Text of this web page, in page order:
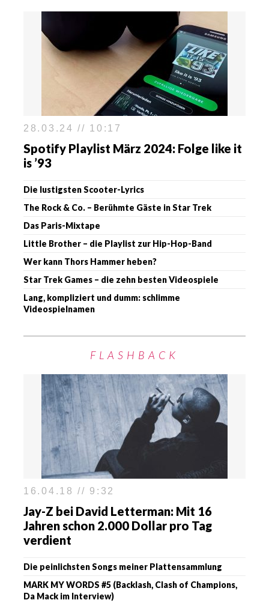
28.03.24 // 10:17
Spotify Playlist März 2024: Folge like it
is ’93
Die lustigsten Scooter-Lyrics
The Rock & Co. – Berühmte Gäste in Star Trek
Das Paris-Mixtape
Little Brother – die Playlist zur Hip-Hop-Band
Wer kann Thors Hammer heben?
Star Trek Games – die zehn besten Videospiele
Lang, kompliziert und dumm: schlimme
Videospielnamen
FLASHBACK
16.04.18 // 9:32
Jay-Z bei David Letterman: Mit 16
Jahren schon 2.000 Dollar pro Tag
verdient
Die peinlichsten Songs meiner Plattensammlung
MARK MY WORDS #5 (Backlash, Clash of Champions,
Da Mack im Interview)